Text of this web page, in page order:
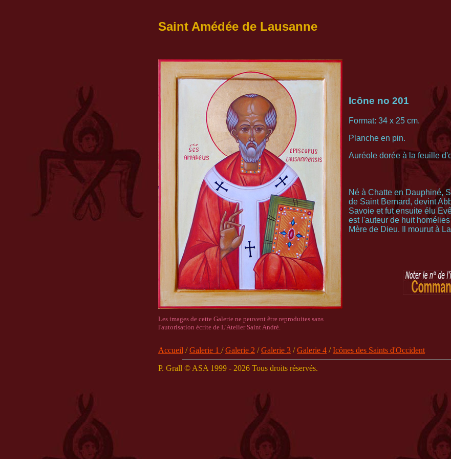
Saint Amédée de Lausanne
Icône no 201
Format: 34 x 25 cm.
Planche en pin.
Auréole dorée à la feuille
Né à Chatte en Dauphiné,
de Saint Bernard, devint
Savoie et fut ensuite élu
est l'auteur de huit
Mère de Dieu. Il mourut à
Les images de cette Galerie ne peuvent être reproduites sans
l'autorisation écrite de L'Atelier Saint André.
Accueil /Galerie 1 /Galerie 2 /Galerie 3 /Galerie 4 /Icônes des Saints d'Occident
P. Grall © ASA 1999 - 2026 Tous droits réservés.